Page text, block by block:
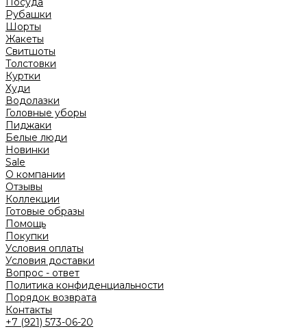
Рубашки
Шорты
Жакеты
Свитшоты
Толстовки
Куртки
Худи
Водолазки
Головные уборы
Пиджаки
Белые люди
Новинки
Sale
О компании
Отзывы
Коллекции
Готовые образы
Помощь
Покупки
Условия оплаты
Условия доставки
Вопрос - ответ
Политика конфиденциальности
Порядок возврата
Контакты
+7 (921) 573-06-20